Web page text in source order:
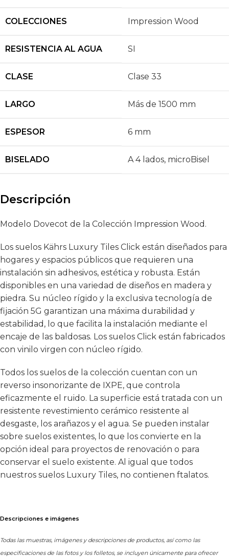
COLECCIONES Impression Wood
RESISTENCIA AL AGUA SI
CLASE Clase 33
LARGO Más de 1500 mm
ESPESOR 6 mm
BISELADO A 4 lados, microBisel
Descripción
Modelo Dovecot de la Colección Impression Wood.
Los suelos Kährs Luxury Tiles Click están diseñados para
hogares y espacios públicos que requieren una
instalación sin adhesivos, estética y robusta. Están
disponibles en una variedad de diseños en madera y
piedra. Su núcleo rígido y la exclusiva tecnología de
fijación 5G garantizan una máxima durabilidad y
estabilidad, lo que facilita la instalación mediante el
encaje de las baldosas. Los suelos Click están fabricados
con vinilo virgen con núcleo rígido.
Todos los suelos de la colección cuentan con un
reverso insonorizante de IXPE, que controla
eficazmente el ruido. La superficie está tratada con un
resistente revestimiento cerámico resistente al
desgaste, los arañazos y el agua. Se pueden instalar
sobre suelos existentes, lo que los convierte en la
opción ideal para proyectos de renovación o para
conservar el suelo existente. Al igual que todos
nuestros suelos Luxury Tiles, no contienen ftalatos.
Descripciones e imágenes
Todas las muestras, imágenes y descripciones de productos, así como las
especificaciones de las fotos y los folletos, se incluyen únicamente para ofrecer